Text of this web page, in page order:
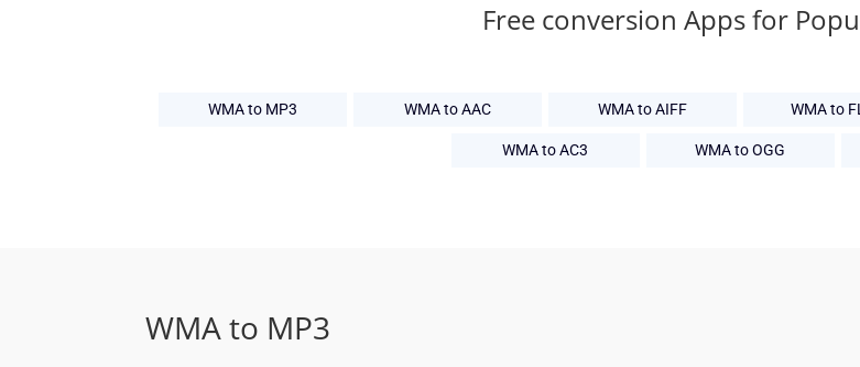
Free conversion Apps for
WMA to MP3 WMA to AAC WMA to AIFF WMA to
WMA to AC3 WMA to OGG
WMA to MP3